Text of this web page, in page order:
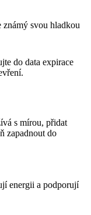
známý svou hladkou
do data expirace
s mírou, přidat
zapadnout do
energii a podporují